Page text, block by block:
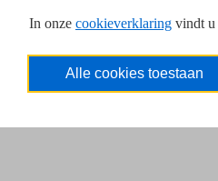
In onze cookieverklaring vindt u
Alle cookies toestaan